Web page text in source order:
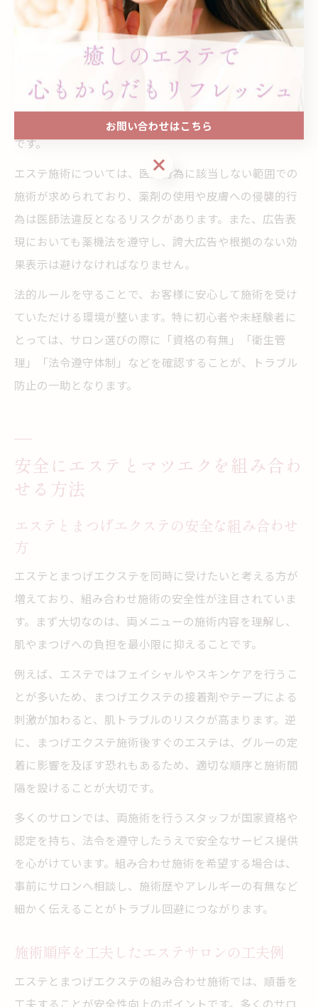
エステ業界で守るべき法的ルールとは
エステ業界で守るべき法的ルールは、主に「美容師法」
まつげエクステ施術に関しては美容師法に基づく美容師
免許の取得、サロンの衛生管理、保健所への届出が必須
です。
エステ施術については、医療行為に該当しない範囲での
施術が求められており、薬剤の使用や皮膚への侵襲的行
為は医師法違反となるリスクがあります。また、広告表
現においても薬機法を遵守し、誇大広告や根拠のない効
果表示は避けなければなりません。
法的ルールを守ることで、お客様に安心して施術を受け
ていただける環境が整います。特に初心者や未経験者に
とっては、サロン選びの際に「資格の有無」「衛生管
理」「法令遵守体制」などを確認することが、トラブル
防止の一助となります。
安全にエステとマツエクを組み合わ
せる方法
エステとまつげエクステの安全な組み合わせ
方
エステとまつげエクステを同時に受けたいと考える方が
増えており、組み合わせ施術の安全性が注目されていま
す。まず大切なのは、両メニューの施術内容を理解し、
肌やまつげへの負担を最小限に抑えることです。
例えば、エステではフェイシャルやスキンケアを行うこ
とが多いため、まつげエクステの接着剤やテープによる
刺激が加わると、肌トラブルのリスクが高まります。逆
に、まつげエクステ施術後すぐのエステは、グルーの定
着に影響を及ぼす恐れもあるため、適切な順序と施術間
隔を設けることが大切です。
多くのサロンでは、両施術を行うスタッフが国家資格や
認定を持ち、法令を遵守したうえで安全なサービス提供
を心がけています。組み合わせ施術を希望する場合は、
事前にサロンへ相談し、施術歴やアレルギーの有無など
細かく伝えることがトラブル回避につながります。
施術順序を工夫したエステサロンの工夫例
エステとまつげエクステの組み合わせ施術では、順番を
工夫することが安全性向上のポイントです。多くのサロ
お問い合わせはこちら
お問い合わせはこちら